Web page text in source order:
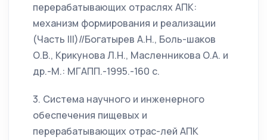
перерабатывающих отраслях АПК:
механизм формирования и реализации
(Часть III)//Богатырев А.Н., Боль-шаков
О.В., Крикунова Л.Н., Масленникова О.А. и
др.-М.: МГАПП.-1995.-160 с.
3. Система научного и инженерного
обеспечения пищевых и
перерабатывающих отрас-лей АПК